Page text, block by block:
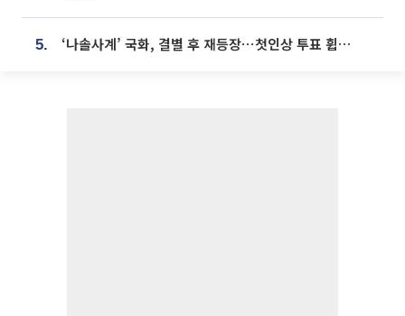
5. ‘나솔사계’ 국화, 결별 후 재등장⋯첫인상 투표 휩쓸고 ‘인기녀’ 등극